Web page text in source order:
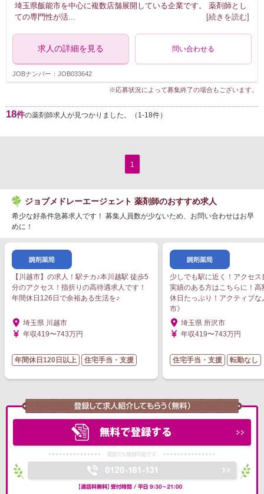
埼玉県飯能市を中心に複数店舗展開している企業です。 薬剤師とし
ての専門性が活
[続きを読む]
求人の詳細を見る 問い合わせる
JOBナンバー：JOB033642
※応募状況によって募集終了の場合もございます。
18件の薬剤師求人が見つかりました。（1-18件）
1
ジョブメドレーエージェント 薬剤師のおすすめ求人
希少な好条件急募求人です！ 募集人員数が少ないため、お問い合わせはお早
めに！
【川越市】の求人！駅チカ♪本川越駅 徒歩5
分のアクセス！指折りの高待遇求人です！
年間休日126日で余裕ある生活を♪
埼玉県 川越市
年収419〜743万円
年間休日120日以上 住宅手当・支援
少しでも駅に近く！アクセス
実績のある方はこちらに！高
休日たっぷり！アクティブな
市》
埼玉県 所沢市
年収419〜743万円
住宅手当・支援 転勤なし